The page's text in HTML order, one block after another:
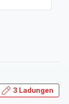
3 Ladungen